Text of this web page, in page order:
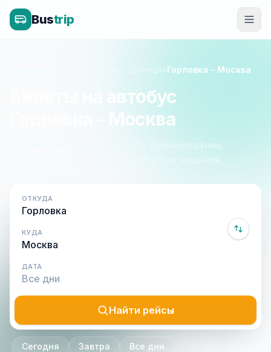
Bustrip
Донецк - Москва - Донецк»Горловка - Москва
Билеты на автобус
Горловка - Москва
Расписание, цены и онлайн-бронирование.
Оплата при посадке, без скрытых наценок.
ОТКУДА
КУДА
ДАТА
Найти рейсы
Сегодня Завтра Все дни